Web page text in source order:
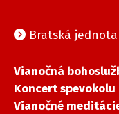
Bratská
Vianočná
Koncert spevokolu
Vianočné meditácie